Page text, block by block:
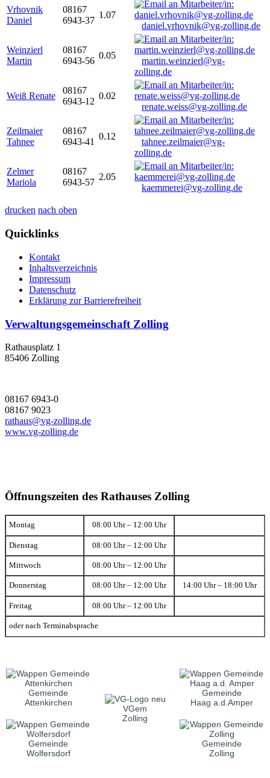
Vrhovnik
Daniel
08167
6943-37
1.07
daniel.vrhovnik@vg-zolling.de
Weinzierl
Martin
08167
6943-56
0.05
martin.weinzierl@vg-
zolling.de
Weiß Renate
08167
6943-12
0.02
renate.weiss@vg-zolling.de
Zeilmaier
Tahnee
08167
6943-41
0.12
tahnee.zeilmaier@vg-
zolling.de
Zelmer
Mariola
08167
6943-57
2.05
kaemmerei@vg-zolling.de
drucken nach oben
Quicklinks
Kontakt
Inhaltsverzeichnis
Impressum
Datenschutz
Erklärung zur Barrierefreiheit
Verwaltungsgemeinschaft Zolling
Rathausplatz 1
85406 Zolling
08167 6943-0
08167 9023
rathaus@vg-zolling.de
www.vg-zolling.de
Öffnungszeiten des Rathauses Zolling
Montag 08:00 Uhr – 12:00 Uhr
Dienstag 08:00 Uhr – 12:00 Uhr
Mittwoch 08:00 Uhr – 12:00 Uhr
Donnerstag 08:00 Uhr – 12:00 Uhr 14:00 Uhr – 18:00 Uhr
Freitag 08:00 Uhr – 12:00 Uhr
oder nach Terminabsprache
Gemeinde
Attenkirchen
VGem
Zolling
Gemeinde
Haag a.d.Amper
Gemeinde
Wolfersdorf
Gemeinde
Zolling